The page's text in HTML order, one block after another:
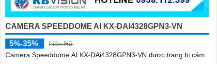
CAMERA SPEEDDOME AI KX-DAI4328GPN3-VN
5%-35%
Liên Hệ
Camera Speeddome AI KX-DAi4328GPN3-VN được trang bị cảm